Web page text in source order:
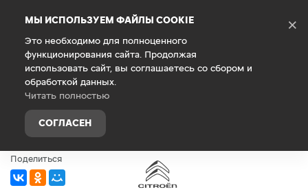
МЫ ИСПОЛЬЗУЕМ ФАЙЛЫ COOKIE
Это необходимо для полноценного
функционирования сайта. Продолжая
использовать сайт, вы соглашаетесь со сбором и
обработкой данных.
Читать полностью
СОГЛАСЕН
×
Главная О компании Новости
Уже в продаже! Новые DS 4 и DS 4
Crossback.
30 мая 2016 г.
Поделиться